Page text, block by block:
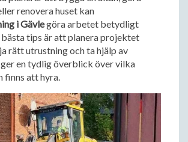
renovera huset kan
i Gävlegöra arbetet betydligt
tips är att planera projektet
rätt utrustning och ta hjälp av
en tydlig överblick över vilka
finns att hyra.